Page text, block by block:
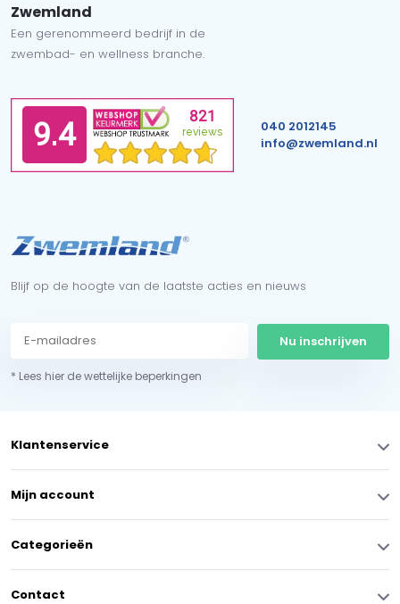
Zwemland
Een gerenommeerd bedrijf in de
zwembad- en wellness branche.
040 2012145
info@zwemland.nl
Blijf op de hoogte van de laatste acties en nieuws
Nu inschrijven
* Lees hier de wettelijke beperkingen
Klantenservice
Mijn account
Categorieën
Contact